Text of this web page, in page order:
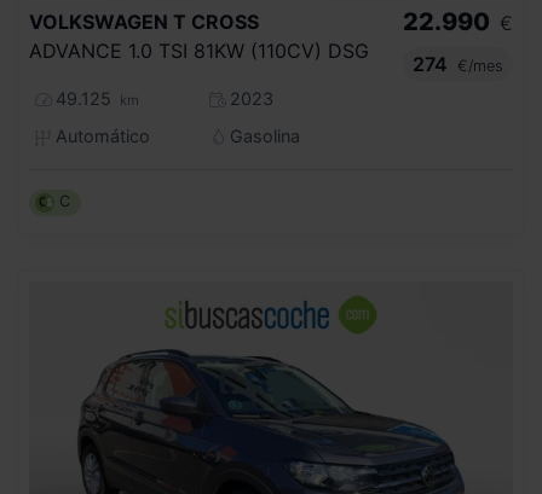
VOLKSWAGEN T CROSS
ADVANCE 1.0 TSI 81KW (110CV) DSG
49.125 km
2023
Automático
Gasolina
22.990 €
274
€/mes
C